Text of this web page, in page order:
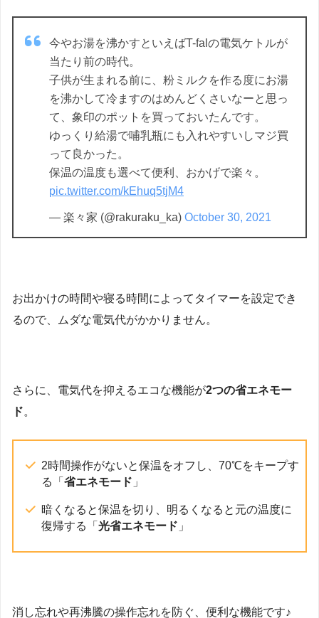
今やお湯を沸かすといえばT-falの電気ケトルが
当たり前の時代。
子供が生まれる前に、粉ミルクを作る度にお湯
を沸かして冷ますのはめんどくさいなーと思っ
て、象印のポットを買っておいたんです。
ゆっくり給湯で哺乳瓶にも入れやすいしマジ買
って良かった。
保温の温度も選べて便利、おかげで楽々。
pic.twitter.com/kEhuq5tjM4
— 楽々家 (@rakuraku_ka) October 30, 2021
お出かけの時間や寝る時間によってタイマーを設定でき
るので、ムダな電気代がかかりません。
さらに、電気代を抑えるエコな機能が2つの省エネモー
ド。
2時間操作がないと保温をオフし、70℃をキープす
る「省エネモード 」
暗くなると保温を切り、明るくなると元の温度に
復帰する「光省エネモード 」
消し忘れや再沸騰の操作忘れを防ぐ、便利な機能です♪